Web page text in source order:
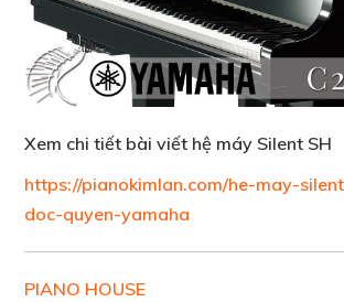
Xem chi tiết bài viết hệ máy Silent SH
https://pianokimlan.com/he-may-
doc-quyen-yamaha
PIANO HOUSE